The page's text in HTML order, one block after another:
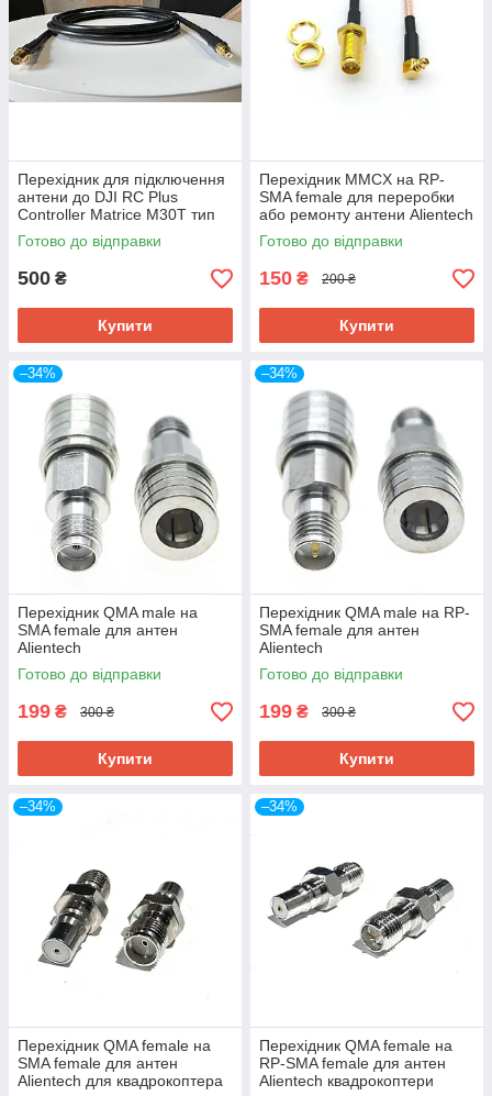
Перехідник для підключення
антени до DJI RC Plus
Controller Matrice M30T тип
роз'єму MCX
Готово до відправки
500 ₴
Купити
Перехідник MMCX на RP-
SMA female для переробки
або ремонту антени Alientech
Готово до відправки
150 ₴ 200 ₴
Купити
–34%
Перехідник QMA male на
SMA female для антен
Alientech
Готово до відправки
199 ₴ 300 ₴
Купити
–34%
Перехідник QMA male на RP-
SMA female для антен
Alientech
Готово до відправки
199 ₴ 300 ₴
Купити
–34%
Перехідник QMA female на
SMA female для антен
Alientech для квадрокоптера
–34%
Перехідник QMA female на
RP-SMA female для антен
Alientech квадрокоптери